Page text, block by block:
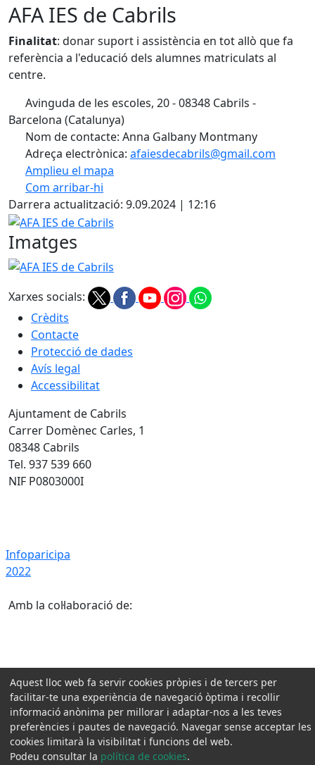
AFA IES de Cabrils
Finalitat: donar suport i assistència en tot allò que fa
referència a l'educació dels alumnes matriculats al
centre.
Avinguda de les escoles, 20 - 08348 Cabrils -
Barcelona (Catalunya)
Nom de contacte: Anna Galbany Montmany
Adreça electrònica: afaiesdecabrils@gmail.com
Amplieu el mapa
Com arribar-hi
+
−
Darrera actualització: 9.09.2024 | 12:16
AFA IES de Cabrils
Imatges
AFA IES de Cabrils
Xarxes socials:
Crèdits
Contacte
Protecció de dades
Avís legal
Accessibilitat
Ajuntament de Cabrils
Carrer Domènec Carles, 1
08348 Cabrils
Tel. 937 539 660
NIF P0803000I
Infoparicipa
2022
Amb la col·laboració de:
Aquest lloc web fa servir cookies pròpies i de tercers per
facilitar-te una experiència de navegació òptima i recollir
informació anònima per millorar i adaptar-nos a les teves
preferències i pautes de navegació. Navegar sense acceptar les
cookies limitarà la visibilitat i funcions del web.
Podeu consultar la política de cookies.